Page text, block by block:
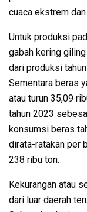
cuaca ekstrem
Untuk produksi
gabah kering giling
dari produksi
Sementara beras
atau turun 35,09
tahun 2023
konsumsi beras
dirata-ratakan per
238 ribu ton.
Kekurangan atau
dari luar daerah